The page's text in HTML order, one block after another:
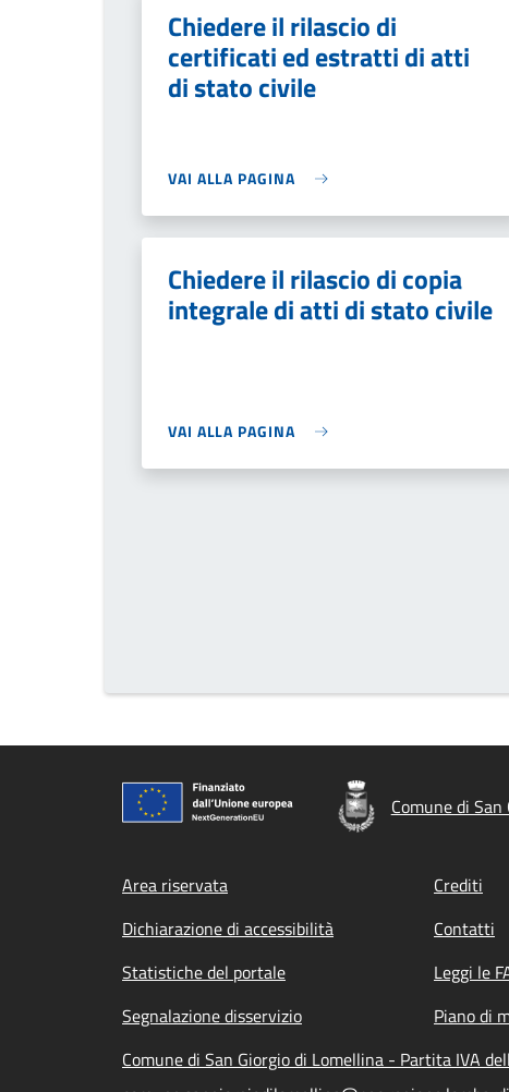
Chiedere il rilascio di
certificati ed estratti di atti
di stato civile
VAI ALLA PAGINA
Chiedere il rilascio di copia
integrale di atti di stato civile
VAI ALLA PAGINA
Comune di
Footer menu
Area riservata Crediti
Dichiarazione di accessibilità
Contatti
Statistiche del portale
Leggi le
Segnalazione disservizio
Piano di
Comune di San Giorgio di Lomellina - Partita IVA